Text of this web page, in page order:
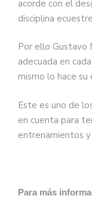
acorde con el
disciplina
Por ello Gustavo
adecuada en
mismo lo hace su
Este es uno de
en cuenta para
entrenamientos
Para más